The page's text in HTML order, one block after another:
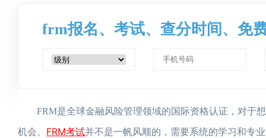
frm报名、考试、查分时间、免
FRM是全球金融风险管理领域的国际资格认证，对于想
机会。 FRM考试并不是一帆风顺的，需要系统的学习和专